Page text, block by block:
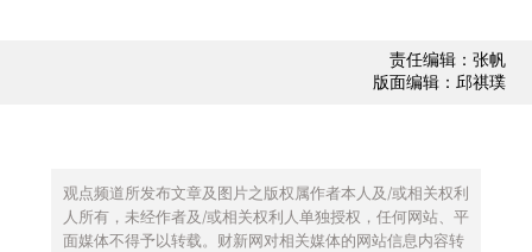
责任编辑：张帆
版面编辑：邱祺璞
观点频道所发布文章及图片之版权属作者本人及/或相关权利
人所有，未经作者及/或相关权利人单独授权，任何网站、平
面媒体不得予以转载。财新网对相关媒体的网站信息内容转